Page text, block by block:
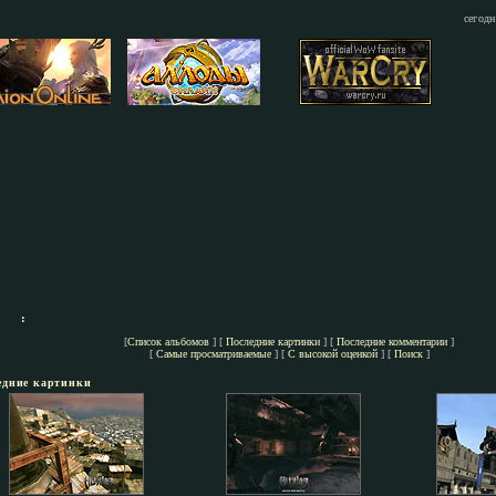
:
[Список альбомов ] [ Последние картинки ] [ Последние комментарии ]
[ Самые просматриваемые] [ С высокой оценкой] [ Поиск]
картинки